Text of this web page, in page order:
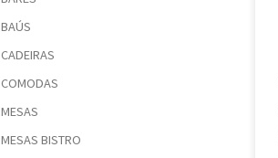
BAÚS
CADEIRAS
COMODAS
MESAS
MESAS BISTRO